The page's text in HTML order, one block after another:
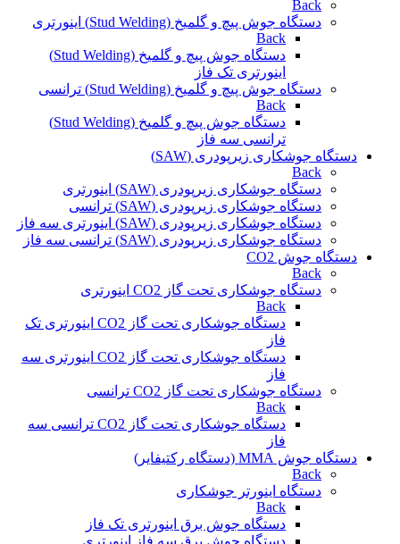
Back
دستگاه جوش پیچ و گلمیخ (Stud Welding) اینورتری
Back
دستگاه جوش پیچ و گلمیخ (Stud Welding)
اینورتری تک فاز
دستگاه جوش پیچ و گلمیخ (Stud Welding) ترانسی
Back
دستگاه جوش پیچ و گلمیخ (Stud Welding)
ترانسی سه فاز
دستگاه جوشکاری زیرپودری (SAW)
Back
دستگاه جوشکاری زیرپودری (SAW) اینورتری
دستگاه جوشکاری زیرپودری (SAW) ترانسی
دستگاه جوشکاری زیرپودری (SAW) اینورتری سه فاز
دستگاه جوشکاری زیرپودری (SAW) ترانسی سه فاز
دستگاه جوش CO2
Back
دستگاه جوشکاری تحت گاز CO2 اینورتری
Back
دستگاه جوشکاری تحت گاز CO2 اینورتری تک
فاز
دستگاه جوشکاری تحت گاز CO2 اینورتری سه
فاز
دستگاه جوشکاری تحت گاز CO2 ترانسی
Back
دستگاه جوشکاری تحت گاز CO2 ترانسی سه
فاز
دستگاه جوش MMA (دستگاه رکتیفایر)
Back
دستگاه اینورتر جوشکاری
Back
دستگاه جوش برق اینورتری تک فاز